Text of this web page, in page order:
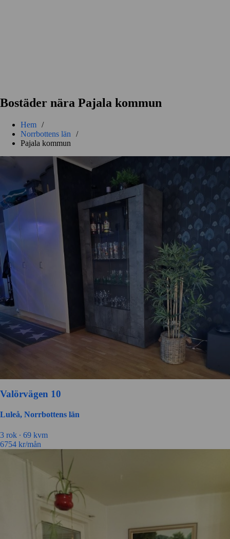
Bostäder nära Pajala kommun
Hem /
Norrbottens län
/
Pajala kommun
Valörvägen 10
Luleå, Norrbottens län
3 rok ∙ 69 kvm
6754 kr/mån